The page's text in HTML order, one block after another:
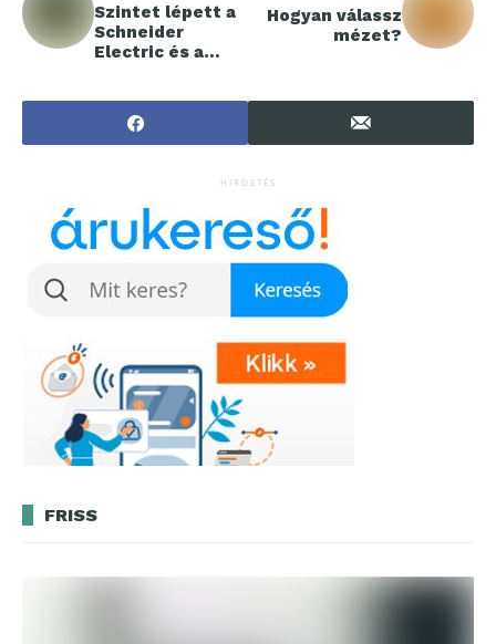
Szintet lépett a
Schneider
Electric és a
Alapítvány
együttműködése
Hogyan válassz
mézet?
HIRDETÉS
FRISS